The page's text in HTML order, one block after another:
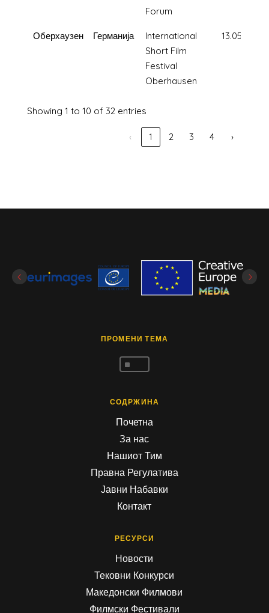
Forum
Оберхаузен Германија
International
Short Film
Festival
Oberhausen
13.05.2020
Showing 1 to 10 of 32 entries
‹ 1 2 3 4 ›
ПРОМЕНИ ТЕМА
^
СОДРЖИНА
Почетна
За нас
Нашиот Тим
Правна Регулатива
Јавни Набавки
Контакт
РЕСУРСИ
Новости
Тековни Конкурси
Македонски Филмови
Филмски Фестивали